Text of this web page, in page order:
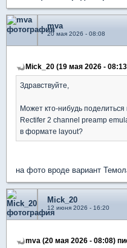
mva
20 мая 2026 - 08:08
Mick_20 (19 мая 2026 -
Здравствуйте,
Может кто-нибудь
Rectifer 2 channel preamp
в формате layout?
на фото вроде вариант
Mick_20
12 июня 2026 - 16:20
mva (20 мая 2026 - 08:08)